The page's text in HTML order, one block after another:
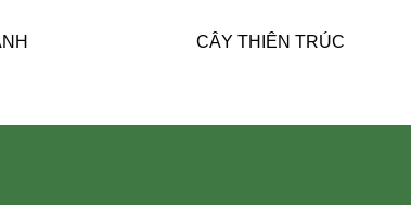
CÂY THIÊN TRÚC